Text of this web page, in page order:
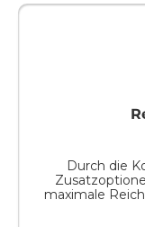
Durch die
maximale